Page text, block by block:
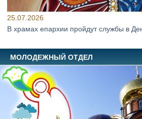
25.07.2026
В храмах епархии пройдут службы в
МОЛОДЕЖНЫЙ ОТДЕЛ